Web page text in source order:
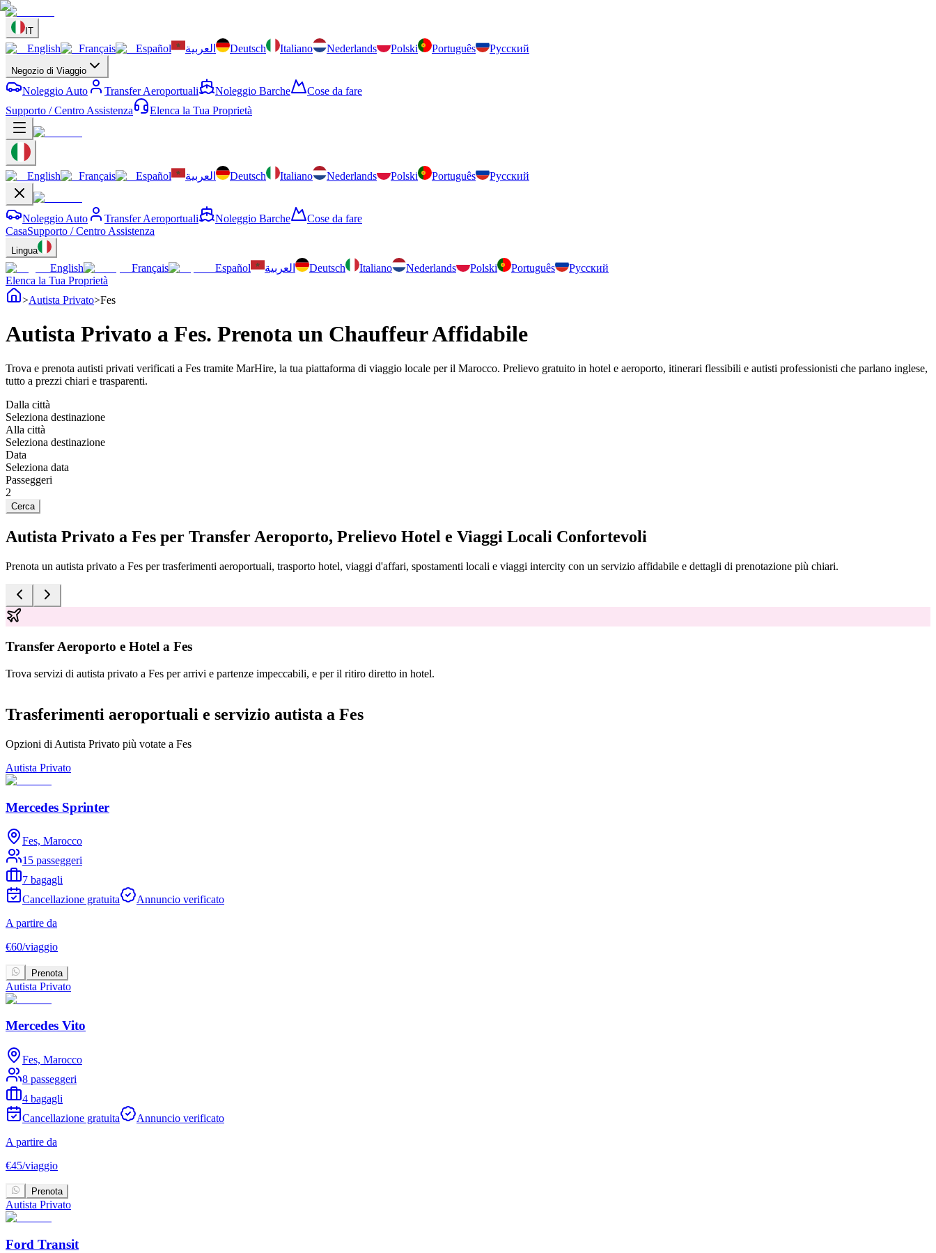
IT
English Français Español العربية Deutsch Italiano Nederlands Polski Português Русский
Negozio di Viaggio
Noleggio Auto Transfer Aeroportuali Noleggio Barche
Cose da fare
Supporto / Centro Assistenza
Elenca la Tua Proprietà
English Français Español العربية Deutsch Italiano Nederlands Polski Português Русский
Noleggio Auto Transfer Aeroportuali Noleggio Barche
Cose da fare
CasaSupporto / Centro Assistenza
Lingua
English Français Español العربية Deutsch Italiano Nederlands Polski Português
Русский
Elenca la Tua Proprietà
>Autista Privato>Fes
Autista Privato a Fes. Prenota un Chauffeur Affidabile
Trova e prenota autisti privati verificati a Fes tramite MarHire, la tua piattaforma di viaggio locale per il Marocco. Prelievo gratuito in hotel e aeroporto, itinerari flessibili e autisti professionisti che parlano inglese,
tutto a prezzi chiari e trasparenti.
Dalla città
Seleziona destinazione
Alla città
Seleziona destinazione
Data
Seleziona data
Passeggeri
2
Cerca
Autista Privato a Fes per Transfer Aeroporto, Prelievo Hotel e Viaggi Locali Confortevoli
Prenota un autista privato a Fes per trasferimenti aeroportuali, trasporto hotel, viaggi d'affari, spostamenti locali e viaggi intercity con un servizio affidabile e dettagli di prenotazione più chiari.
Transfer Aeroporto e Hotel a Fes
Trova servizi di autista privato a Fes per arrivi e partenze impeccabili, e per il ritiro diretto in hotel.
Trasferimenti aeroportuali e servizio autista a Fes
Opzioni di Autista Privato più votate a Fes
Autista Privato
Mercedes Sprinter
Fes, Marocco
15 passeggeri
7 bagagli
Cancellazione gratuita
Annuncio verificato
A partire da
€60/viaggio
Prenota
Autista Privato
Mercedes Vito
Fes, Marocco
8 passeggeri
4 bagagli
Cancellazione gratuita
Annuncio verificato
A partire da
€45/viaggio
Prenota
Autista Privato
Ford Transit